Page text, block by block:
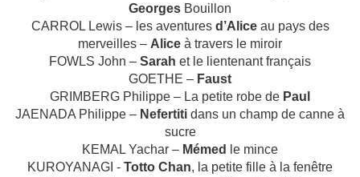
Georges Bouillon
CARROL Lewis – les aventures d’Aliceau pays des
merveilles – Alice à travers le miroir
FOWLS John – Sarah et le lientenant français
GOETHE – Faust
GRIMBERG Philippe – La petite robe de Paul
JAENADA Philippe – Nefertiti dans un champ de canne à
sucre
KEMAL Yachar – Mémed
le mince
KUROYANAGI ‑ Totto Chan, la petite fille à la fenêtre